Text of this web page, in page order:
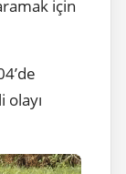
için
olayı